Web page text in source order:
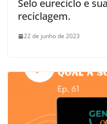
Selo eureciclo e
reciclagem.
22 de junho de 2023